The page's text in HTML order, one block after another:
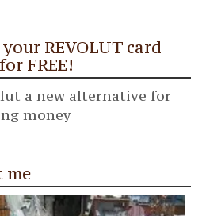
REVOLUT card
FREE!
me